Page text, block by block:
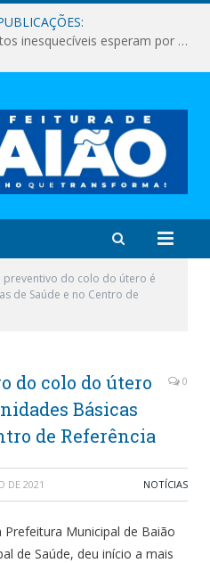
esperam por você!
preventivo do colo do útero é
de Saúde e no Centro de
do colo do útero
Básicas
de Referência
0
DE 2021 NOTÍCIAS
Municipal de Baião
de Saúde, deu início a mais